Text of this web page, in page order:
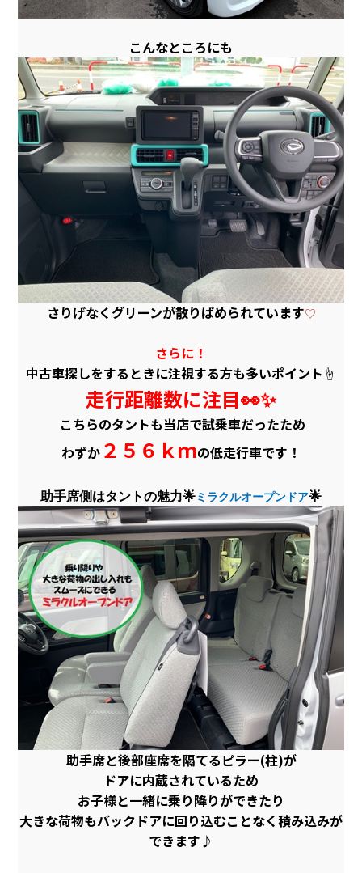
こんなところにも
さりげなくグリーンが散りばめられています♡
さらに！
中古車探しをするときに注視する方も多いポイント☝
走行距離数に注目👀✨
こちらのタントも当店で試乗車だったため
わずか ２５６ｋｍの低走行車です！
助手席側はタントの魅力🌟ミラクルオープンドア🌟
助手席と後部座席を隔てるピラー(柱)が
ドアに内蔵されているため
お子様と一緒に乗り降りができたり
大きな荷物もバックドアに回り込むことなく積み込みが
できます♪